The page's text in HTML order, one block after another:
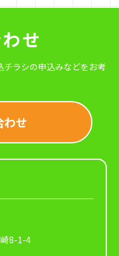
せ
ラシの申込みなどをお考
わせ
8-1-4